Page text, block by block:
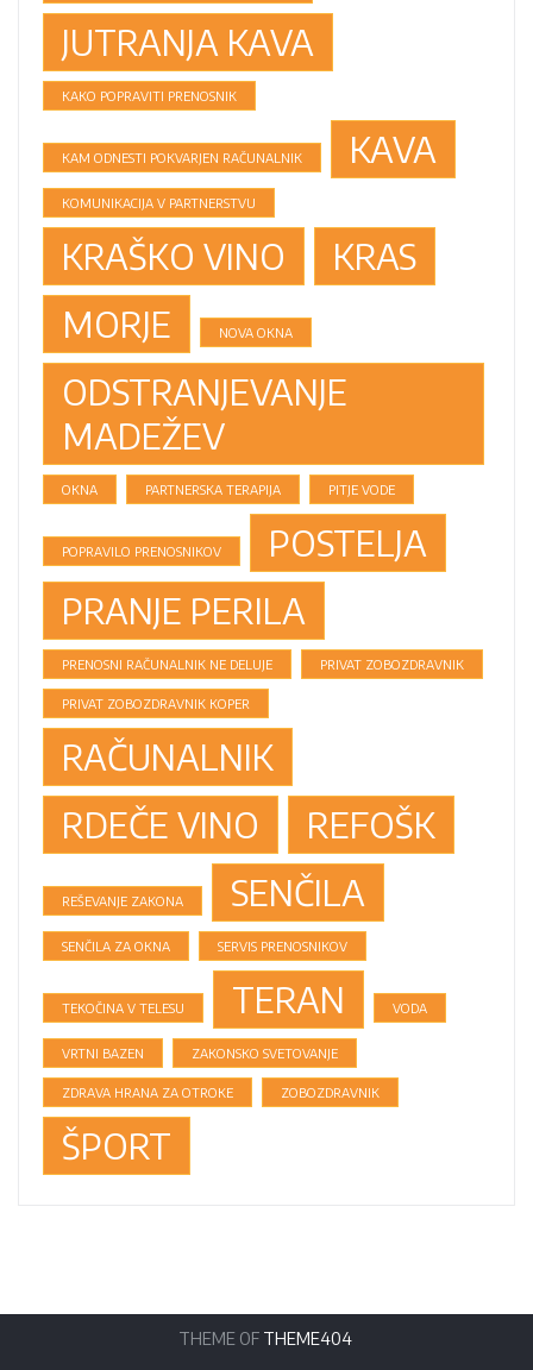
JUTRANJA KAVA
KAKO POPRAVITI PRENOSNIK
KAM ODNESTI POKVARJEN RAČUNALNIK KAVA
KOMUNIKACIJA V PARTNERSTVU
KRAŠKO VINO
KRAS
MORJE
NOVA OKNA
ODSTRANJEVANJE
MADEŽEV
OKNA PARTNERSKA TERAPIJA PITJE VODE
POPRAVILO PRENOSNIKOV
POSTELJA
PRANJE PERILA
PRENOSNI RAČUNALNIK NE DELUJE PRIVAT ZOBOZDRAVNIK
PRIVAT ZOBOZDRAVNIK KOPER
RAČUNALNIK
RDEČE VINO
REFOŠK
REŠEVANJE ZAKONA SENČILA
SENČILA ZA OKNA SERVIS PRENOSNIKOV
TEKOČINA V TELESU TERAN VODA
VRTNI BAZEN ZAKONSKO SVETOVANJE
ZDRAVA HRANA ZA OTROKE ZOBOZDRAVNIK
ŠPORT
THEME OF THEME404